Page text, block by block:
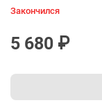
Закончился
5 680 ₽